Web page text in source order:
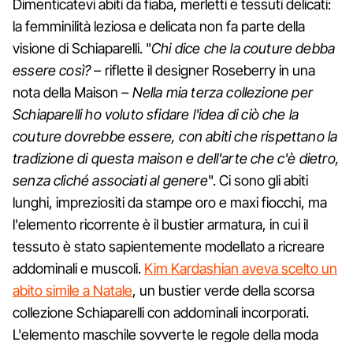
Dimenticatevi abiti da fiaba, merletti e tessuti delicati:
la femminilità leziosa e delicata non fa parte della
visione di Schiaparelli. "Chi dice che la couture debba
essere così? – riflette il designer Roseberry in una
nota della Maison – Nella mia terza collezione per
Schiaparelli ho voluto sfidare l'idea di ciò che la
couture dovrebbe essere, con abiti che rispettano la
tradizione di questa maison e dell'arte che c'è dietro,
senza cliché associati al genere". Ci sono gli abiti
lunghi, impreziositi da stampe oro e maxi fiocchi, ma
l'elemento ricorrente è il bustier armatura, in cui il
tessuto è stato sapientemente modellato a ricreare
addominali e muscoli. Kim Kardashian aveva scelto un
abito simile a Natale, un bustier verde della scorsa
collezione Schiaparelli con addominali incorporati.
L'elemento maschile sovverte le regole della moda